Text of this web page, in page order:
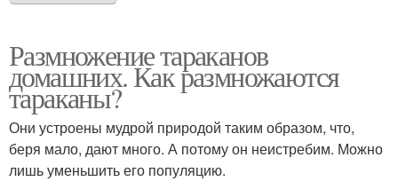
Размножение тараканов
домашних. Как размножаются
тараканы?
Они устроены мудрой природой таким образом, что,
беря мало, дают много. А потому он неистребим. Можно
лишь уменьшить его популяцию.